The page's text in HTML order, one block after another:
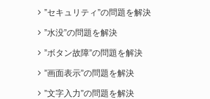
”セキュリティ”の問題を解決
”水没”の問題を解決
”ボタン故障”の問題を解決
”画面表示”の問題を解決
”文字入力”の問題を解決